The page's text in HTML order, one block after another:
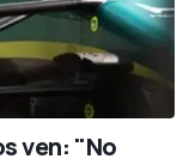
ven: "No